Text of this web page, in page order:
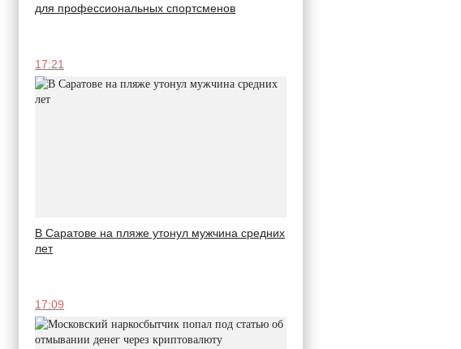
для профессиональных спортсменов
17:21
В Саратове на пляже утонул мужчина средних
лет
17:09